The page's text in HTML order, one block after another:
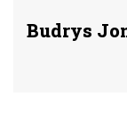
Budrys